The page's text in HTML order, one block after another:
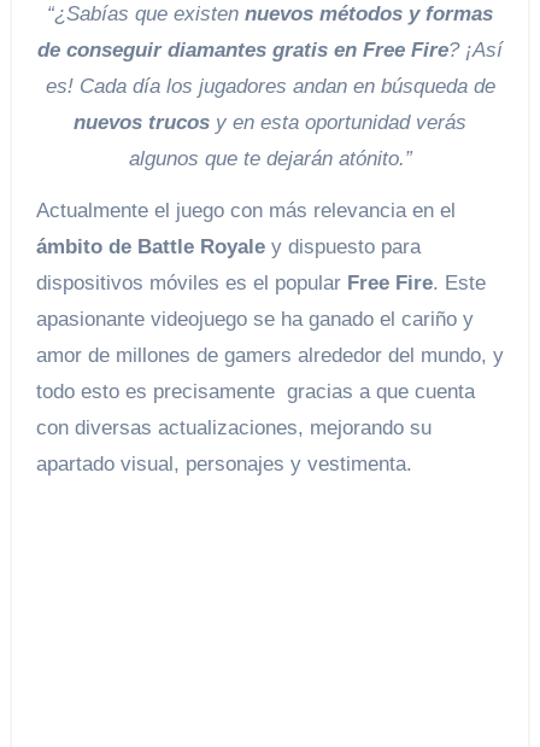
“¿Sabías que existen nuevos métodos y formas
de conseguir diamantes gratis en Free Fire? ¡Así
es! Cada día los jugadores andan en búsqueda de
nuevos trucos y en esta oportunidad verás
algunos que te dejarán atónito.”
Actualmente el juego con más relevancia en el
ámbito de Battle Royaley dispuesto para
dispositivos móviles es el popular Free Fire. Este
apasionante videojuego se ha ganado el cariño y
amor de millones de gamers alrededor del mundo, y
todo esto es precisamente gracias a que cuenta
con diversas actualizaciones, mejorando su
apartado visual, personajes y vestimenta.